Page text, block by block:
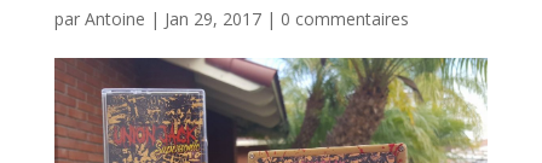
par Antoine | Jan 29, 2017| 0 commentaires